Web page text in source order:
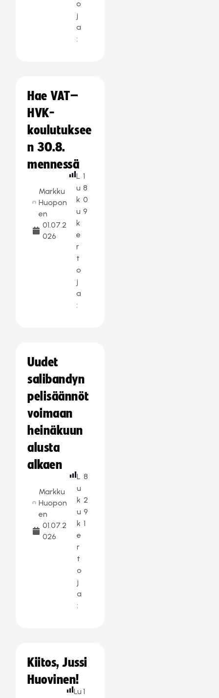
o
j
a
:
Hae VAT–
HVK-
koulutuksee
n 30.8.
mennessä
Markku
Huopon
en
01.07.2
026
L
u
k
u
k
e
r
t
o
j
a
:
1
8
0
9
Uudet
salibandyn
pelisäännöt
voimaan
heinäkuun
alusta
alkaen
Markku
Huopon
en
01.07.2
026
L
u
k
u
k
e
r
t
o
j
a
:
8
2
9
1
Kiitos, Jussi
Huovinen!
Lu 1